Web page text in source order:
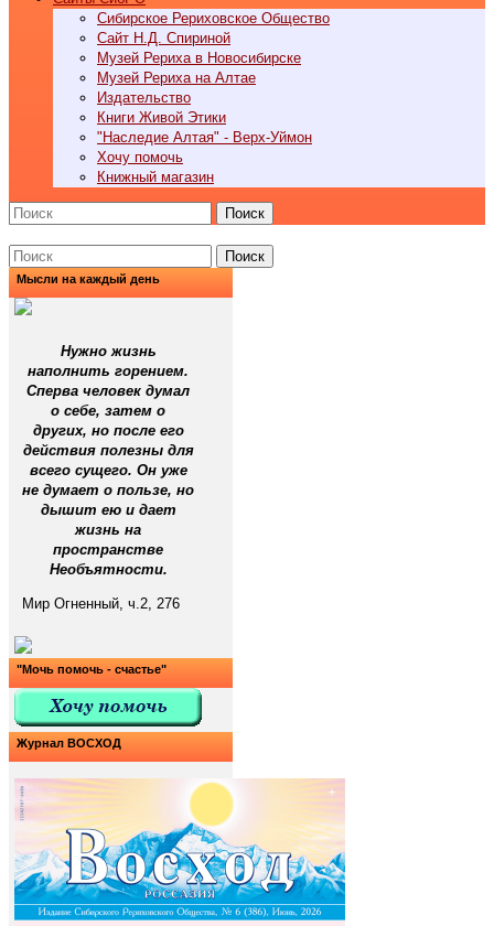
Сибирское Рериховское Общество
Сайт Н.Д. Спириной
Музей Рериха в Новосибирске
Музей Рериха на Алтае
Издательство
Книги Живой Этики
"Наследие Алтая" - Верх-Уймон
Хочу помочь
Книжный магазин
Поиск
Поиск
Мысли на каждый день
Нужно жизнь
наполнить горением.
Сперва человек думал
о себе, затем о
других, но после его
действия полезны для
всего сущего. Он уже
не думает о пользе, но
дышит ею и дает
жизнь на
пространстве
Необъятности.
Мир Огненный, ч.2, 276
"Мочь помочь - счастье"
Журнал ВОСХОД